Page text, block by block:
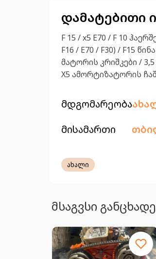
დამატებითი
F 15 / x5 E70 / F 10
F16 / E70 / F30) / F15
მატორის კრიშკები /
X5 ამორტიზატორის
მდგომარეობა
მისამართი
ახალი
მსაგვსი